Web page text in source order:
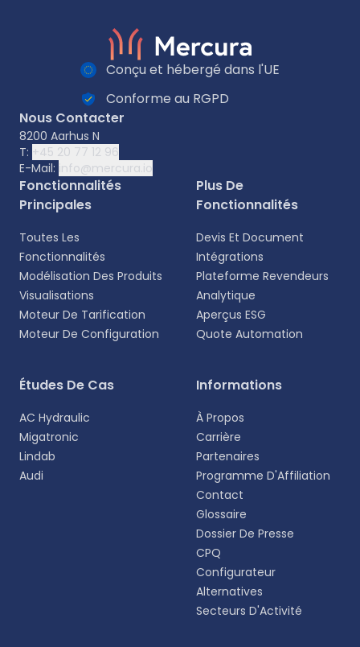
Sélectionnez votre langue
Choisissez votre langue préférée pour une
expérience plus personnalisée.
Conçu et hébergé dans l'UE
Conforme au RGPD
Nous Contacter
8200 Aarhus N
T: +45 20 77 12 96
E-Mail: info@mercura.io
Fonctionnalités
Principales
Toutes Les
Fonctionnalités
Modélisation Des Produits
Visualisations
Moteur De Tarification
Moteur De Configuration
Plus De
Fonctionnalités
Devis Et Document
Intégrations
Plateforme Revendeurs
Analytique
Aperçus ESG
Quote Automation
Études De Cas
AC Hydraulic
Migatronic
Lindab
Audi
Informations
À Propos
Carrière
Partenaires
Programme D'Affiliation
Contact
Glossaire
Dossier De Presse
CPQ
Configurateur
Alternatives
Secteurs D'Activité